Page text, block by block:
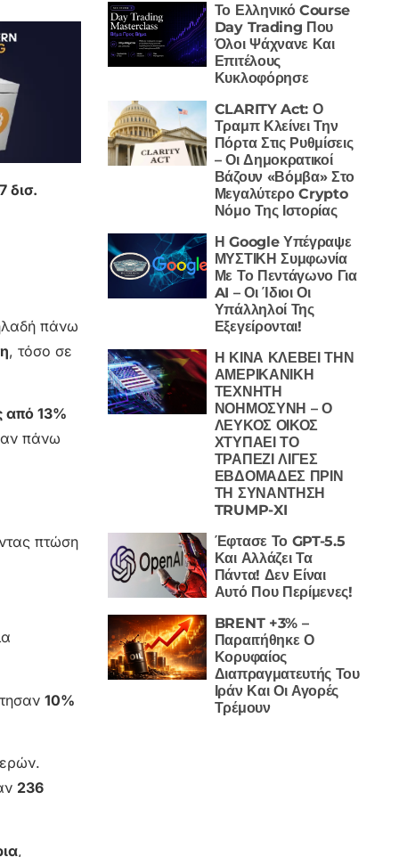
δισ.
πάνω
, τόσο σε
από 13%
πάνω
πτώση
10%
236
,
Το Ελληνικό Course
Day Trading Που
Όλοι Ψάχνανε Και
Επιτέλους
Κυκλοφόρησε
CLARITY Act: Ο
Τραμπ Κλείνει Την
Πόρτα Στις Ρυθμίσεις
– Οι Δημοκρατικοί
Βάζουν «Βόμβα» Στο
Μεγαλύτερο Crypto
Νόμο Της Ιστορίας
Η Google Υπέγραψε
ΜΥΣΤΙΚΗ Συμφωνία
Με Το Πεντάγωνο Για
AI – Οι Ίδιοι Οι
Υπάλληλοί Της
Εξεγείρονται!
Η ΚΙΝΑ ΚΛΕΒΕΙ ΤΗΝ
ΑΜΕΡΙΚΑΝΙΚΗ
ΤΕΧΝΗΤΗ
ΝΟΗΜΟΣΥΝΗ – Ο
ΛΕΥΚΟΣ ΟΙΚΟΣ
ΧΤΥΠΑΕΙ ΤΟ
ΤΡΑΠΕΖΙ ΛΙΓΕΣ
ΕΒΔΟΜΑΔΕΣ ΠΡΙΝ
ΤΗ ΣΥΝΑΝΤΗΣΗ
TRUMP-XI
Έφτασε Το GPT-5.5
Και Αλλάζει Τα
Πάντα! Δεν Είναι
Αυτό Που Περίμενες!
BRENT +3% –
Παραιτήθηκε Ο
Κορυφαίος
Διαπραγματευτής Του
Ιράν Και Οι Αγορές
Τρέμουν